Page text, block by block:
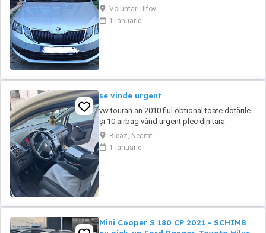
Se vinde Skoda Octavia Combi (Break), an
fabricație 2020, în stare foarte bună de
funcționare și întreținere. Mașina a avut un
Voluntari, Ilfov
1 ianuarie
se vinde urgent
vw touran an 2010 fiul obtional toate dotările
și 10 airbag vând urgent plec din tara
Bicaz, Neamt
1 ianuarie
Mini Cooper S 180 CP 2021 - SCHIMB